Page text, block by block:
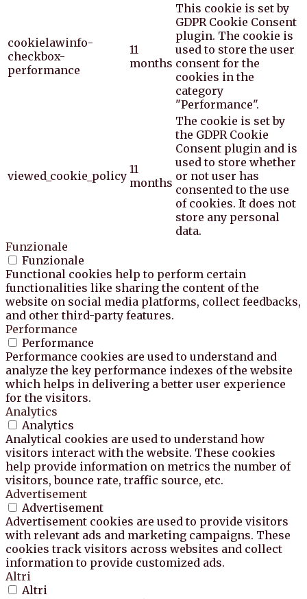
cookielawinfo-
checkbox-
performance
11
months
This cookie is set by
GDPR Cookie Consent
plugin. The cookie is
used to store the user
consent for the
cookies in the
category
"Performance".
viewed_cookie_policy 11
months
The cookie is set by
the GDPR Cookie
Consent plugin and is
used to store whether
or not user has
consented to the use
of cookies. It does not
store any personal
data.
Funzionale
Funzionale
Functional cookies help to perform certain
functionalities like sharing the content of the
website on social media platforms, collect feedbacks,
and other third-party features.
Performance
Performance
Performance cookies are used to understand and
analyze the key performance indexes of the website
which helps in delivering a better user experience
for the visitors.
Analytics
Analytics
Analytical cookies are used to understand how
visitors interact with the website. These cookies
help provide information on metrics the number of
visitors, bounce rate, traffic source, etc.
Advertisement
Advertisement
Advertisement cookies are used to provide visitors
with relevant ads and marketing campaigns. These
cookies track visitors across websites and collect
information to provide customized ads.
Altri
Altri